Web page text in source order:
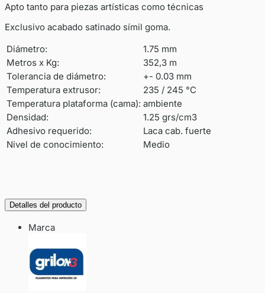
Apto tanto para piezas artísticas como técnicas
Exclusivo acabado satinado símil goma.
Diámetro:
1.75 mm
Metros x Kg:
352,3 m
Tolerancia de diámetro:
+- 0.03 mm
Temperatura extrusor:
235 / 245 °C
Temperatura plataforma (cama): ambiente
Densidad:
1.25 grs/cm3
Adhesivo requerido:
Laca cab. fuerte
Nivel de conocimiento:
Medio
Detalles del producto
Marca